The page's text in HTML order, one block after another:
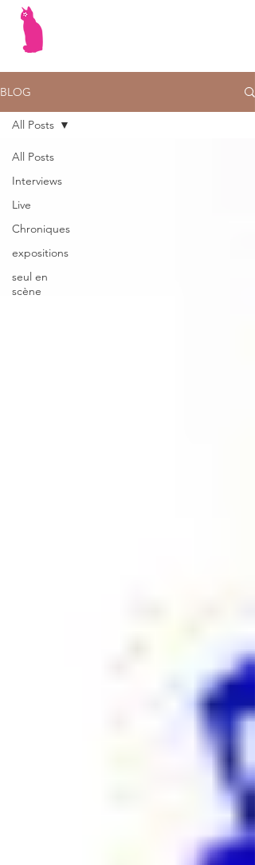
BLOG
All Posts
Interviews
Live
Chroniques
expositions
seul en
scène
All Posts